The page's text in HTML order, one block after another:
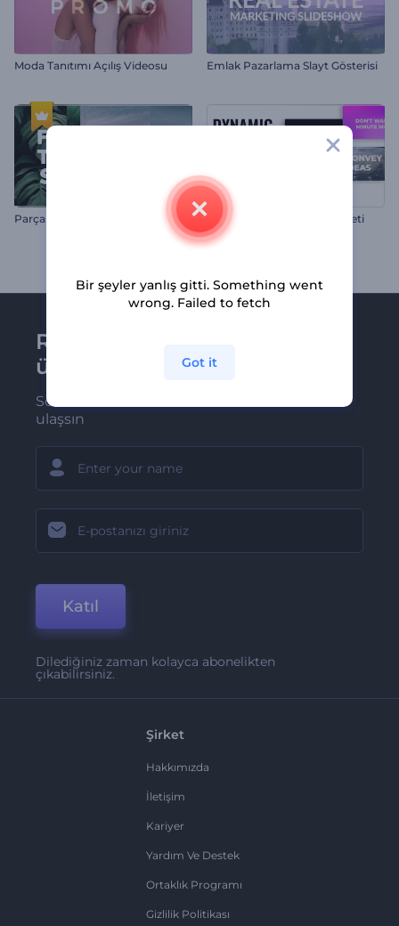
Moda Tanıtımı Açılış Videosu Emlak Pazarlama Slayt Gösterisi
Parçalı Geçişler Slayt Gösterisi Dinamik Stomp Yazılar Paketi
Renderforest bültenine
üye olun
Son haber ve tekliflerimiz ilk olarak size
ulaşsın
Katıl
Dilediğiniz zaman kolayca abonelikten
çıkabilirsiniz.
Şirket
Hakkımızda
İletişim
Kariyer
Yardım Ve Destek
Ortaklık Programı
Gizlilik Politikası
Bir şeyler yanlış gitti. Something went
wrong. Failed to fetch
Got it